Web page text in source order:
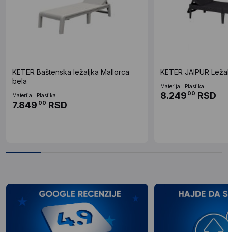
KETER Baštenska ležaljka Mallorca
bela
Materijal: Plastika...
7.849 00 RSD
KETER JAIPUR
Materijal: Plastika...
8.249 00 RSD